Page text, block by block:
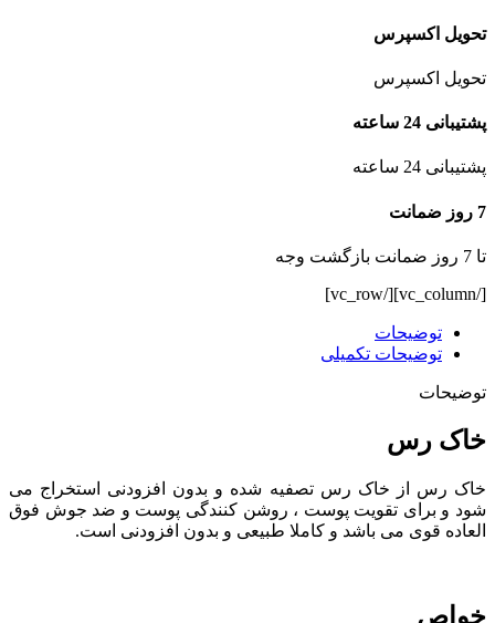
تحویل اکسپرس
تحویل اکسپرس
پشتیبانی 24 ساعته
پشتیبانی 24 ساعته
7 روز ضمانت
تا 7 روز ضمانت بازگشت وجه
[/vc_column][/vc_row]
توضیحات
توضیحات تکمیلی
توضیحات
خاک رس
خاک رس از خاک رس تصفیه شده و بدون افزودنی استخراج می
شود و برای تقویت پوست ، روشن کنندگی پوست و ضد جوش فوق
العاده قوی می باشد و کاملا طبیعی و بدون افزودنی است.
خواص